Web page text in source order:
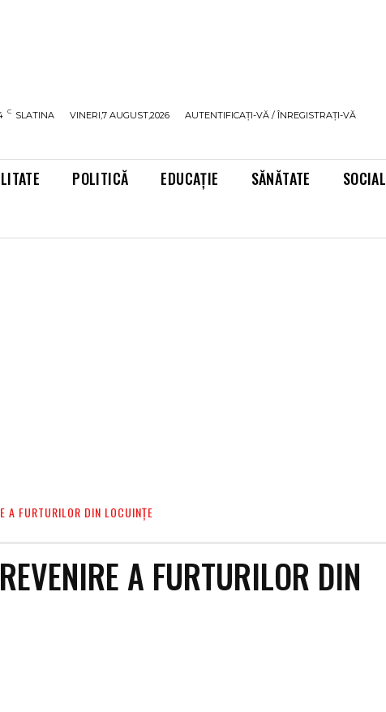
C SLATINA VINERI,7 AUGUST,2026 AUTENTIFICAȚI-VĂ / ÎNREGISTRAȚI-VĂ
POLITICĂ EDUCAȚIE SĂNĂTATE SOCIAL
A FURTURILOR DIN LOCUINȚE
A FURTURILOR DIN